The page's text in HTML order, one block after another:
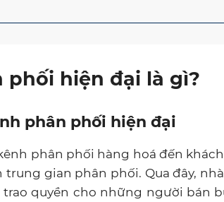
phối hiện đại là gì?
phân phối hiện đại
phân phối hàng hoá đến
trung gian phân phối. Qua đây,
trao quyền cho những người bán